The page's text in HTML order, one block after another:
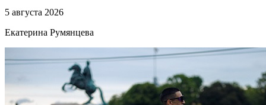
5 августа 2026
Екатерина Румянцева